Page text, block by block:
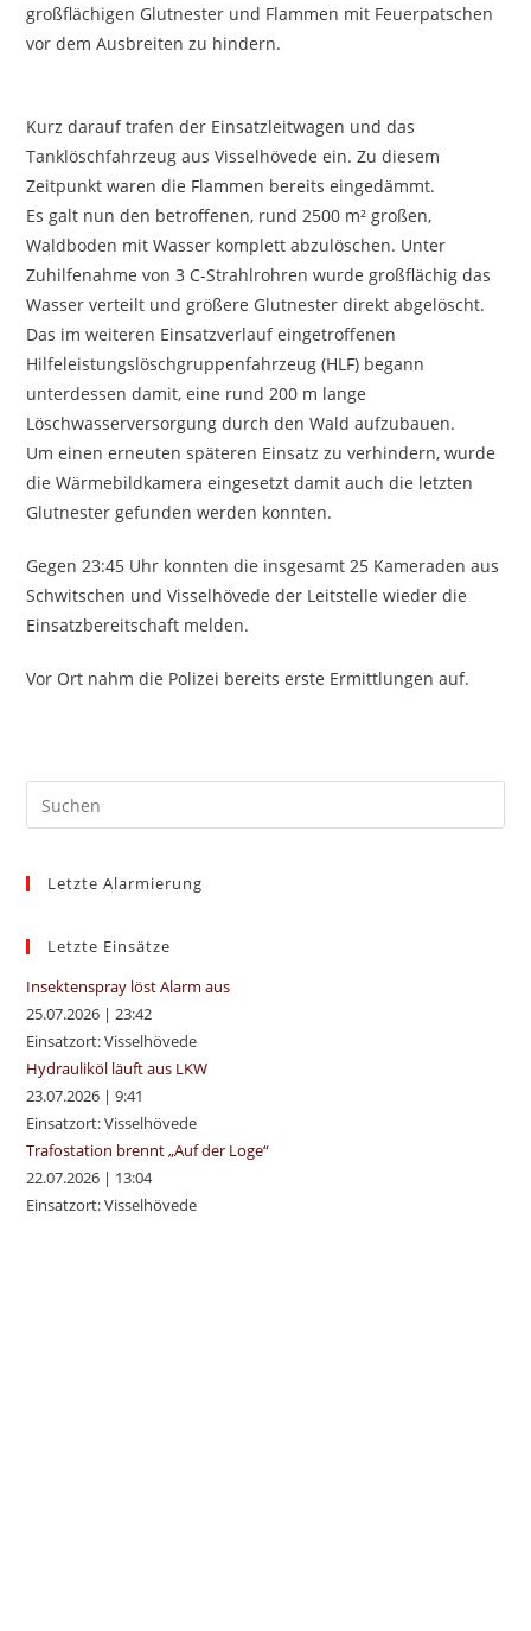
großflächigen Glutnester und Flammen mit Feuerpatschen
vor dem Ausbreiten zu hindern.
Kurz darauf trafen der Einsatzleitwagen und das
Tanklöschfahrzeug aus Visselhövede ein. Zu diesem
Zeitpunkt waren die Flammen bereits eingedämmt.
Es galt nun den betroffenen, rund 2500 m² großen,
Waldboden mit Wasser komplett abzulöschen. Unter
Zuhilfenahme von 3 C-Strahlrohren wurde großflächig das
Wasser verteilt und größere Glutnester direkt abgelöscht.
Das im weiteren Einsatzverlauf eingetroffenen
Hilfeleistungslöschgruppenfahrzeug (HLF) begann
unterdessen damit, eine rund 200 m lange
Löschwasserversorgung durch den Wald aufzubauen.
Um einen erneuten späteren Einsatz zu verhindern, wurde
die Wärmebildkamera eingesetzt damit auch die letzten
Glutnester gefunden werden konnten.
Gegen 23:45 Uhr konnten die insgesamt 25 Kameraden aus
Schwitschen und Visselhövede der Leitstelle wieder die
Einsatzbereitschaft melden.
Vor Ort nahm die Polizei bereits erste Ermittlungen auf.
Letzte Alarmierung
Letzte Einsätze
Insektenspray löst Alarm aus
25.07.2026 |23:42
Einsatzort: Visselhövede
Hydrauliköl läuft aus LKW
23.07.2026 |9:41
Einsatzort: Visselhövede
Trafostation brennt „Auf der Loge“
22.07.2026 | 13:04
Einsatzort: Visselhövede